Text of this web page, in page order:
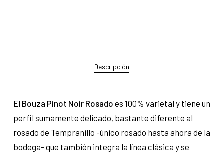
Descripción
El Bouza Pinot Noir Rosado es 100% varietal y tiene un
perfil sumamente delicado, bastante diferente al
rosado de Tempranillo -único rosado hasta ahora de la
bodega- que también integra la línea clásica y se